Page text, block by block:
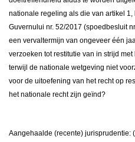
nationale regeling als die van artikel
Guvernului nr. 52/2017 (spoedbesluit
een vervaltermijn van ongeveer één
verzoeken tot restitutie van in strijd
terwijl de nationale wetgeving niet
voor de uitoefening van het recht op
het nationale recht zijn geïnd?
Aangehaalde (recente) jurisprudentie: